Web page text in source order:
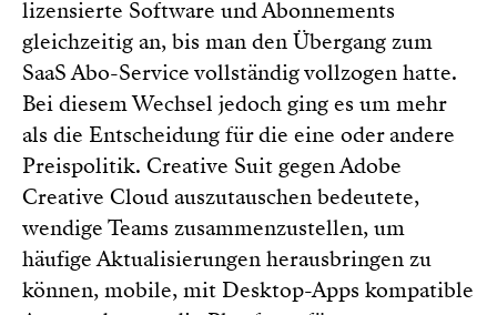
lizensierte Software und Abonnements
gleichzeitig an, bis man den Übergang zum
SaaS Abo-Service vollständig vollzogen hatte.
Bei diesem Wechsel jedoch ging es um mehr
als die Entscheidung für die eine oder andere
Preispolitik. Creative Suit gegen Adobe
Creative Cloud auszutauschen bedeutete,
wendige Teams zusammenzustellen, um
häufige Aktualisierungen herausbringen zu
können, mobile, mit Desktop-Apps kompatible